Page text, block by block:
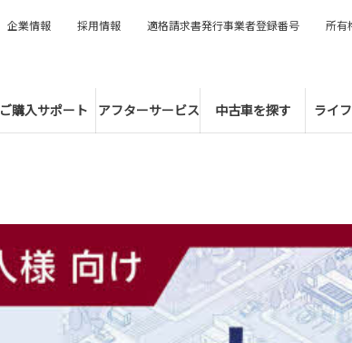
ご購入サポート アフターサービス 中古車を探す ライ
企業情報 採用情報 適格請求書発行事業者登録番号 所有